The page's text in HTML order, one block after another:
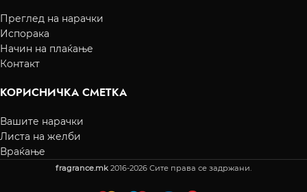
Преглед на нарачки
Испорака
Начин на плаќање
Контакт
КОРИСНИЧКА СМЕТКА
Вашите нарачки
Листа на желби
Враќање
fragrance.mk 2016-2026 Сите права се задржани.